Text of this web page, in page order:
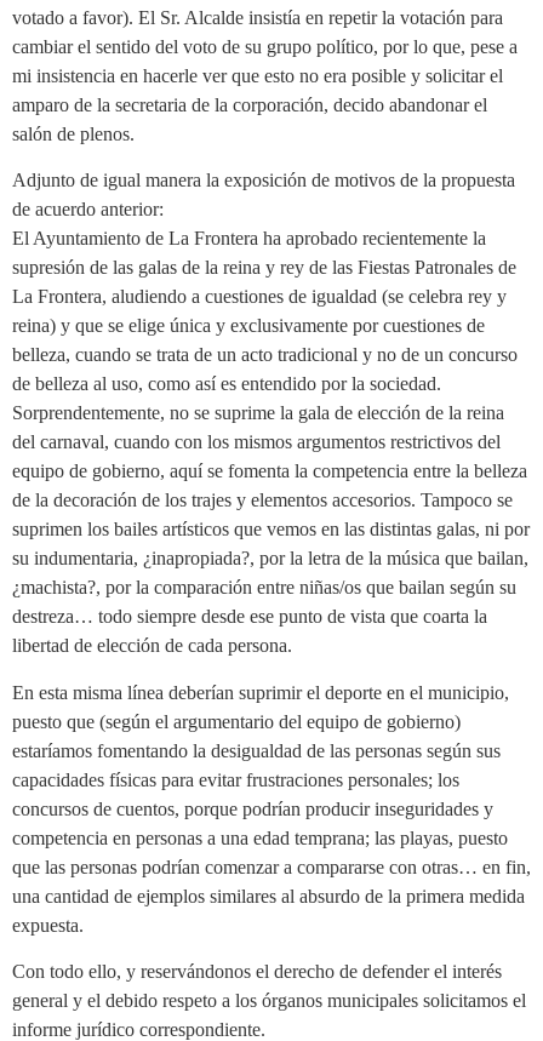
votado a favor). El Sr. Alcalde insistía en repetir la votación para
cambiar el sentido del voto de su grupo político, por lo que, pese a
mi insistencia en hacerle ver que esto no era posible y solicitar el
amparo de la secretaria de la corporación, decido abandonar el
salón de plenos.
Adjunto de igual manera la exposición de motivos de la propuesta
de acuerdo anterior:
El Ayuntamiento de La Frontera ha aprobado recientemente la
supresión de las galas de la reina y rey de las Fiestas Patronales de
La Frontera, aludiendo a cuestiones de igualdad (se celebra rey y
reina) y que se elige única y exclusivamente por cuestiones de
belleza, cuando se trata de un acto tradicional y no de un concurso
de belleza al uso, como así es entendido por la sociedad.
Sorprendentemente, no se suprime la gala de elección de la reina
del carnaval, cuando con los mismos argumentos restrictivos del
equipo de gobierno, aquí se fomenta la competencia entre la belleza
de la decoración de los trajes y elementos accesorios. Tampoco se
suprimen los bailes artísticos que vemos en las distintas galas, ni por
su indumentaria, ¿inapropiada?, por la letra de la música que bailan,
¿machista?, por la comparación entre niñas/os que bailan según su
destreza… todo siempre desde ese punto de vista que coarta la
libertad de elección de cada persona.
En esta misma línea deberían suprimir el deporte en el municipio,
puesto que (según el argumentario del equipo de gobierno)
estaríamos fomentando la desigualdad de las personas según sus
capacidades físicas para evitar frustraciones personales; los
concursos de cuentos, porque podrían producir inseguridades y
competencia en personas a una edad temprana; las playas, puesto
que las personas podrían comenzar a compararse con otras… en fin,
una cantidad de ejemplos similares al absurdo de la primera medida
expuesta.
Con todo ello, y reservándonos el derecho de defender el interés
general y el debido respeto a los órganos municipales solicitamos el
informe jurídico correspondiente.